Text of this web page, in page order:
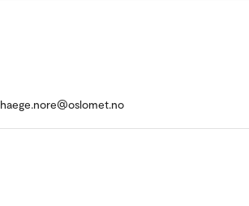
haege.nore@oslomet.no